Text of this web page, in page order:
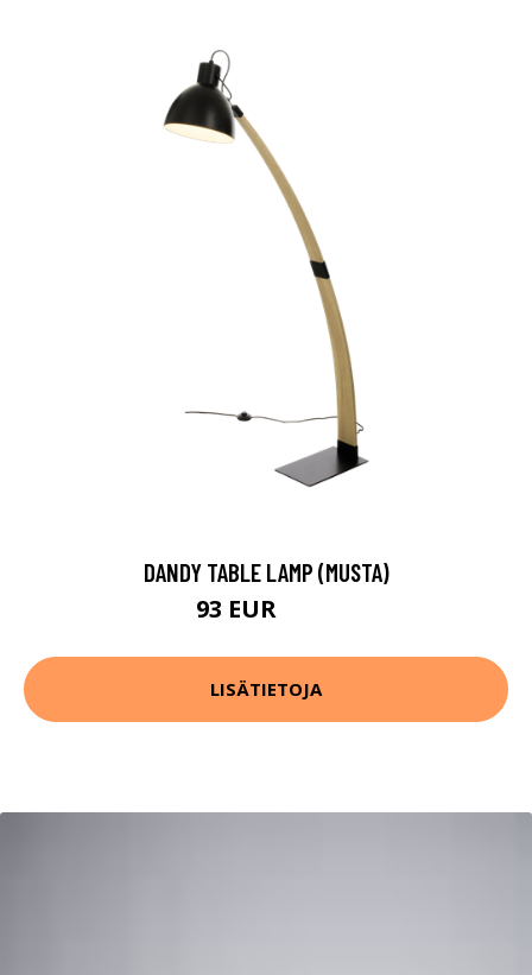
DANDY TABLE LAMP (MUSTA)
93 EUR
LISÄTIETOJA